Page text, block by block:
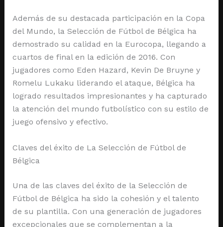
Además de su destacada participación en la Copa
del Mundo, la Selección de Fútbol de Bélgica ha
demostrado su calidad en la Eurocopa, llegando a
cuartos de final en la edición de 2016. Con
jugadores como Eden Hazard, Kevin De Bruyne y
Romelu Lukaku liderando el ataque, Bélgica ha
logrado resultados impresionantes y ha capturado
la atención del mundo futbolístico con su estilo de
juego ofensivo y efectivo.
Claves del éxito de La Selección de Fútbol de
Bélgica
Una de las claves del éxito de la Selección de
Fútbol de Bélgica ha sido la cohesión y el talento
de su plantilla. Con una generación de jugadores
excepcionales que se complementan a la